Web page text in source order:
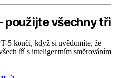
použijte všechny tři
5 končí, když si uvědomíte, že
tří s inteligentním směrováním